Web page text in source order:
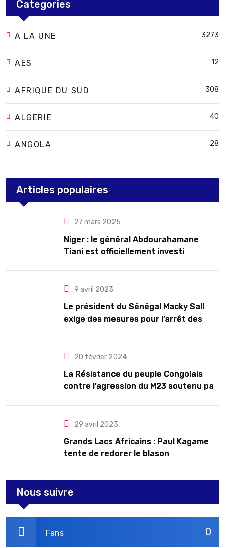
Categories
A LA UNE 3273
AES 12
AFRIQUE DU SUD 308
ALGERIE 40
ANGOLA 28
Articles populaires
27 mars 2025
Niger : le général Abdourahamane
Tiani est officiellement investi
9 avril 2023
Le président du Sénégal Macky Sall
exige des mesures pour l’arrêt des
20 février 2024
La Résistance du peuple Congolais
contre l’agression du M23 soutenu par
29 avril 2023
Grands Lacs Africains : Paul Kagame
tente de redorer le blason
Nous suivre
0
Fans